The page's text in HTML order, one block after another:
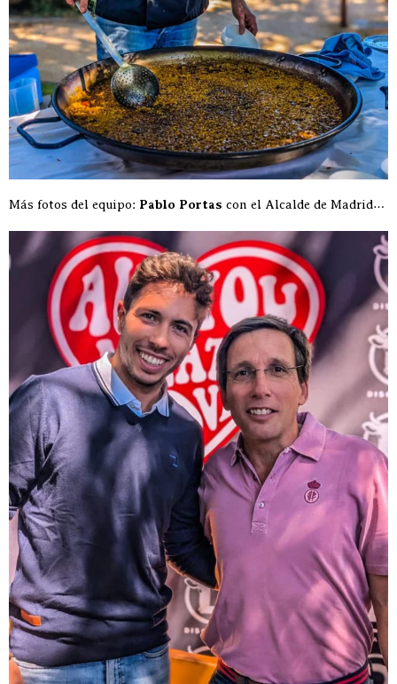
Más fotos del equipo: Pablo Portas con el Alcalde de Madrid…